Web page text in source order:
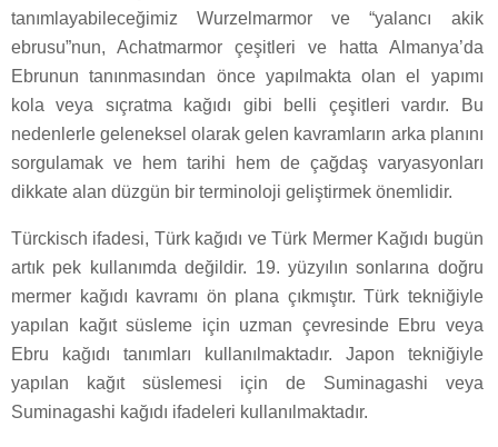
tanımlayabileceğimiz Wurzelmarmor ve “yalancı akik
ebrusu”nun, Achatmarmor çeşitleri ve hatta Almanya’da
Ebrunun tanınmasından önce yapılmakta olan el yapımı
kola veya sıçratma kağıdı gibi belli çeşitleri vardır. Bu
nedenlerle geleneksel olarak gelen kavramların arka planını
sorgulamak ve hem tarihi hem de çağdaş varyasyonları
dikkate alan düzgün bir terminoloji geliştirmek önemlidir.
Türckisch ifadesi, Türk kağıdı ve Türk Mermer Kağıdı bugün
artık pek kullanımda değildir. 19. yüzyılın sonlarına doğru
mermer kağıdı kavramı ön plana çıkmıştır. Türk tekniğiyle
yapılan kağıt süsleme için uzman çevresinde Ebru veya
Ebru kağıdı tanımları kullanılmaktadır. Japon tekniğiyle
yapılan kağıt süslemesi için de Suminagashi veya
Suminagashi kağıdı ifadeleri kullanılmaktadır.